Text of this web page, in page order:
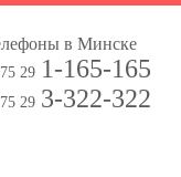
в Минске
29 1-165-165
29 3-322-322